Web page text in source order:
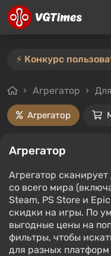
Агрегатор
Агрегатор
Агрегатор
Агрегатор
со всего мира
Steam, PS Store и
скидки на игры. По
выгодные цены на
фильтры, чтобы
для разных платформ